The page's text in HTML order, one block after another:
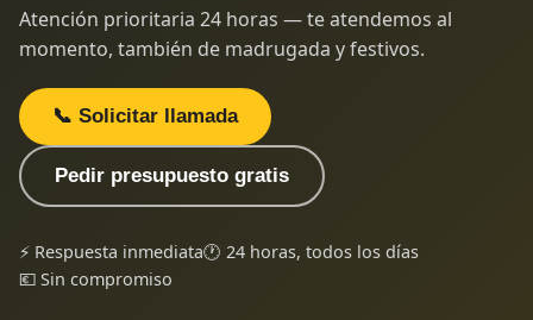
Atención prioritaria 24 horas — te atendemos al
momento, también de madrugada y festivos.
📞 Solicitar llamada
Pedir presupuesto gratis
⚡ Respuesta inmediata🕐 24 horas, todos los días
💶 Sin compromiso